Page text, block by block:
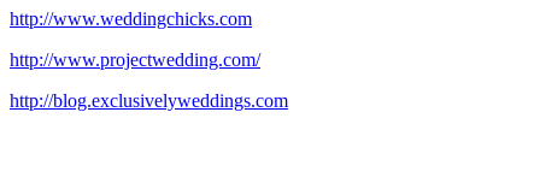
http://www.weddingchicks.com
http://www.projectwedding.com/
http://blog.exclusivelyweddings.com